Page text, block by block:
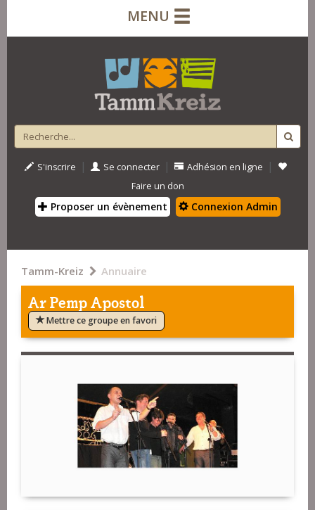
MENU
S'inscrire | Se connecter | Adhésion en ligne |
Faire un don
Proposer un évènement Connexion Admin
Tamm-Kreiz Annuaire
Ar Pemp Apostol
Mettre ce groupe en favori